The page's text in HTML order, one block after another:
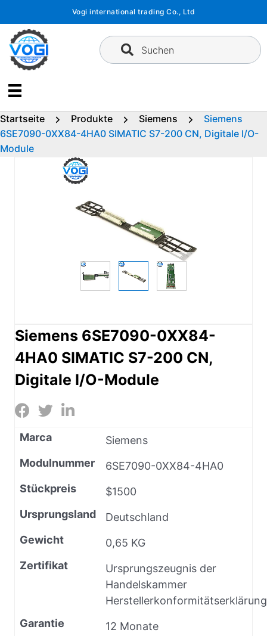
springen
Vogi international trading Co., Ltd
Suchen
Startseite Produkte Siemens
Siemens
6SE7090-0XX84-4HA0 SIMATIC S7-200 CN, Digitale I/O-
Module
Siemens 6SE7090-0XX84-
4HA0 SIMATIC S7-200 CN,
Digitale I/O-Module
Marca
Siemens
Modulnummer
6SE7090-0XX84-4HA0
Stückpreis
$1500
Ursprungsland
Deutschland
Gewicht
0,65 KG
Zertifikat
Ursprungszeugnis der
Handelskammer
Herstellerkonformitätserklärung
Garantie
12 Monate